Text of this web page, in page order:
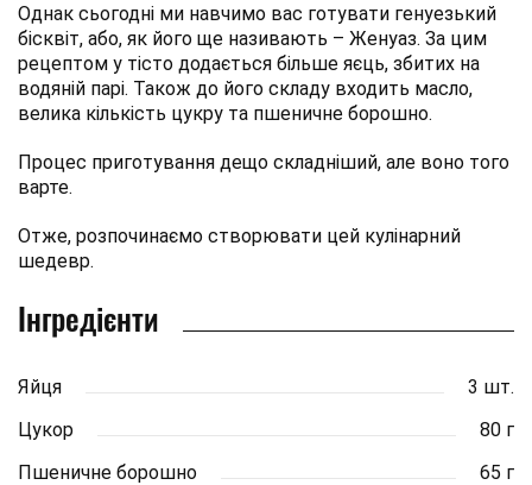
Однак сьогодні ми навчимо вас готувати генуезький
бісквіт, або, як його ще називають – Женуаз. За цим
рецептом у тісто додається більше яєць, збитих на
водяній парі. Також до його складу входить масло,
велика кількість цукру та пшеничне борошно.
Процес приготування дещо складніший, але воно того
варте.
Отже, розпочинаємо створювати цей кулінарний
шедевр.
Інгредієнти
Яйця
3 шт.
Цукор
80 г
Пшеничне борошно
65 г